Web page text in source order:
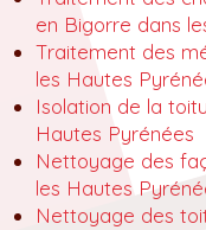
en Bigorre dans
Traitement des
les Hautes
Isolation de la
Hautes Pyrénées
Nettoyage des
les Hautes
Nettoyage des